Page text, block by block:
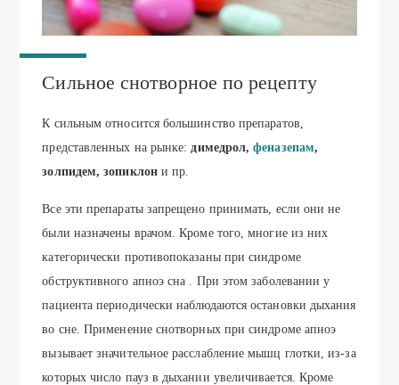
Сильное снотворное по рецепту
К сильным относится большинство препаратов,
представленных на рынке: димедрол,феназепам,
золпидем, зопиклони пр.
Все эти препараты запрещено принимать, если они не
были назначены врачом. Кроме того, многие из них
категорически противопоказаны при синдроме
обструктивного апноэ сна . При этом заболевании у
пациента периодически наблюдаются остановки дыхания
во сне. Применение снотворных при синдроме апноэ
вызывает значительное расслабление мышц глотки, из-за
которых число пауз в дыхании увеличивается. Кроме